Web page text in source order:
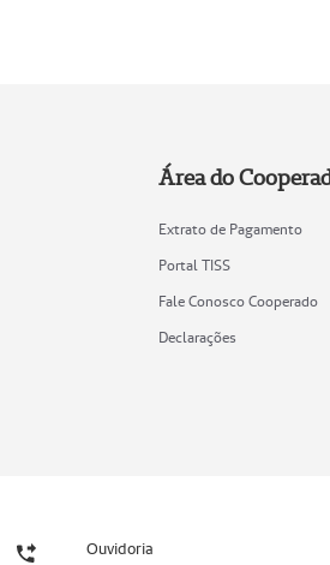
Área do
Extrato de Pagamento
Portal TISS
Fale Conosco Cooperado
Declarações
Ouvidoria